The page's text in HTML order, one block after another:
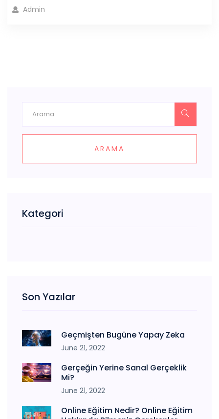
Admin
ARAMA
Kategori
Son Yazılar
Geçmişten Bugüne Yapay Zeka
June 21, 2022
Gerçeğin Yerine Sanal Gerçeklik
Mi?
June 21, 2022
Online Eğitim Nedir? Online Eğitim